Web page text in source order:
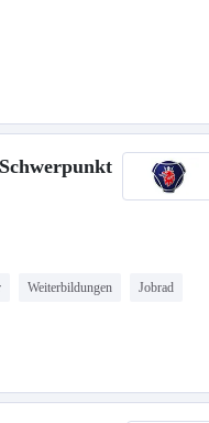
Weiterbildungen Jobrad